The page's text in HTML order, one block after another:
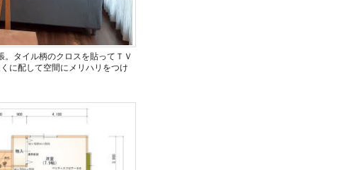
タイル柄のクロスを貼ってＴＶ
に配して空間にメリハリをつけ